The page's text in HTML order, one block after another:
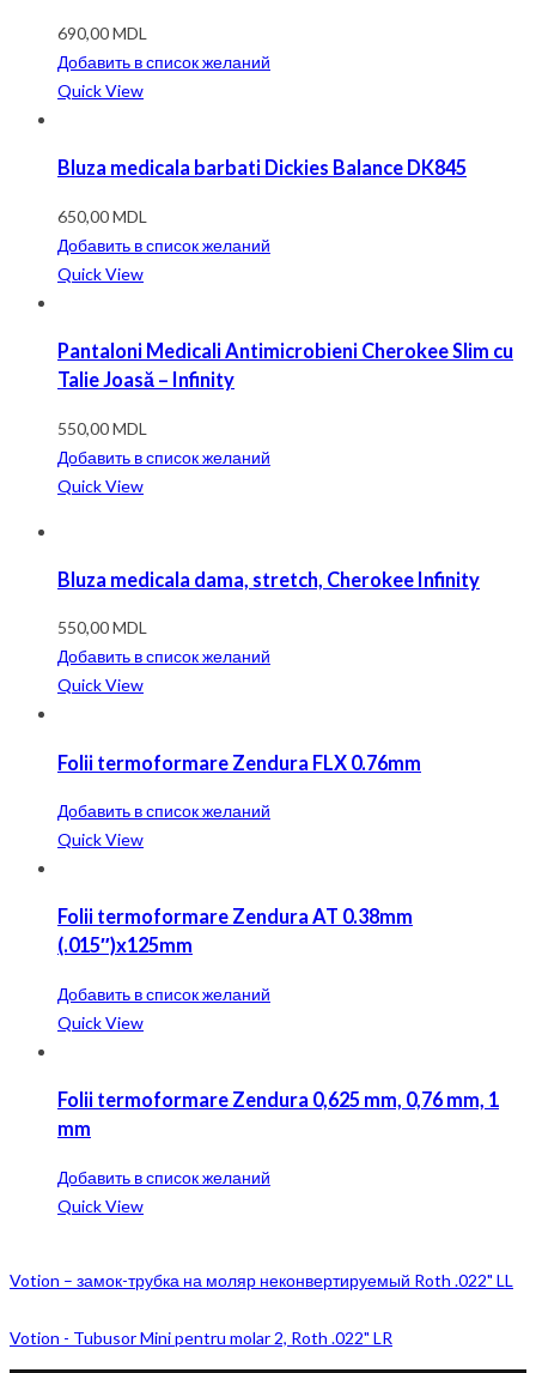
690,00MDL
Добавить в список желаний
Quick View
Bluza medicala barbati Dickies Balance DK845
650,00MDL
Добавить в список желаний
Quick View
Pantaloni Medicali Antimicrobieni Cherokee Slim cu
Talie Joasă – Infinity
550,00MDL
Добавить в список желаний
Quick View
Bluza medicala dama, stretch, Cherokee Infinity
550,00MDL
Добавить в список желаний
Quick View
Folii termoformare Zendura FLX 0.76mm
Добавить в список желаний
Quick View
Folii termoformare Zendura AT 0.38mm
(.015″)x125mm
Добавить в список желаний
Quick View
Folii termoformare Zendura 0,625 mm, 0,76 mm, 1
mm
Добавить в список желаний
Quick View
Votion – замок-трубка на моляр неконвертируемый Roth .022" LL
Votion - Tubusor Mini pentru molar 2, Roth .022" LR